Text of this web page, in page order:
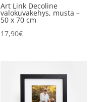
Art Link Decoline
valokuvakehys, musta –
50 x 70 cm
17,90€